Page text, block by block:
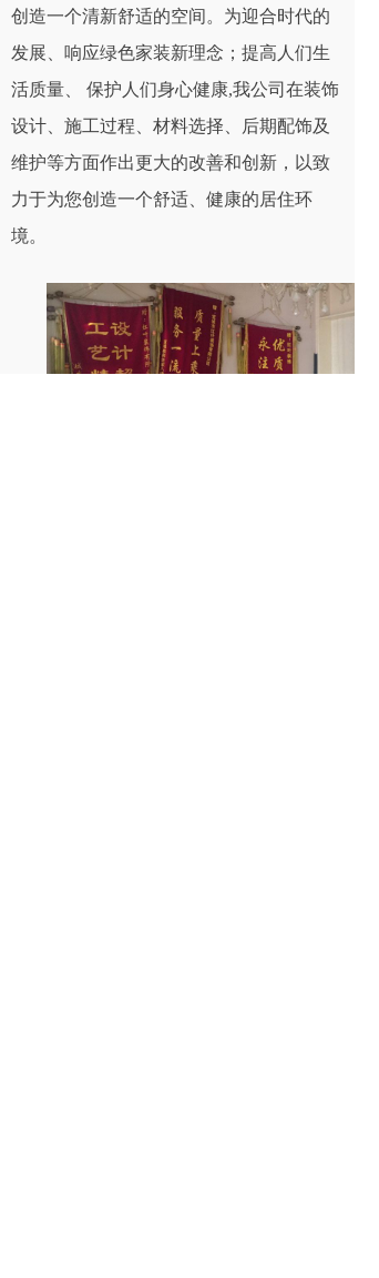
创造一个清新舒适的空间。为迎合时代的
发展、响应绿色家装新理念；提高人们生
活质量、 保护人们身心健康,我公司在装饰
设计、施工过程、材料选择、后期配饰及
维护等方面作出更大的改善和创新，以致
力于为您创造一个舒适、健康的居住环
境。